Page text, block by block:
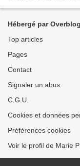
Hébergé par Overblog
Top articles
Pages
Contact
Signaler un abus
C.G.U.
Cookies et données
Préférences cookies
Voir le profil de Marie